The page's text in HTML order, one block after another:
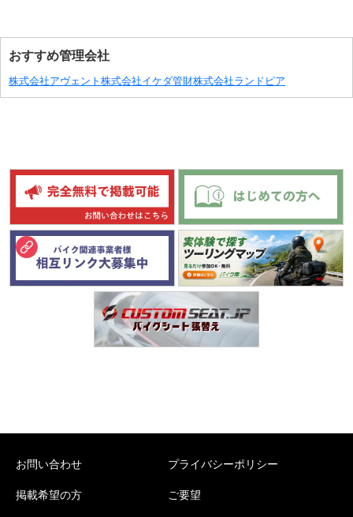
おすすめ管理会社
株式会社アヴェント 株式会社イケダ管財株式会社ランドピア
お問い合わせ プライバシーポリシー
掲載希望の方 ご要望